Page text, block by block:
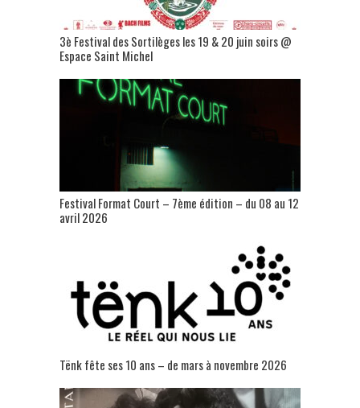
3è Festival des Sortilèges les 19 & 20 juin soirs @
Espace Saint Michel
Festival Format Court – 7ème édition – du 08 au 12
avril 2026
Tënk fête ses 10 ans – de mars à novembre 2026